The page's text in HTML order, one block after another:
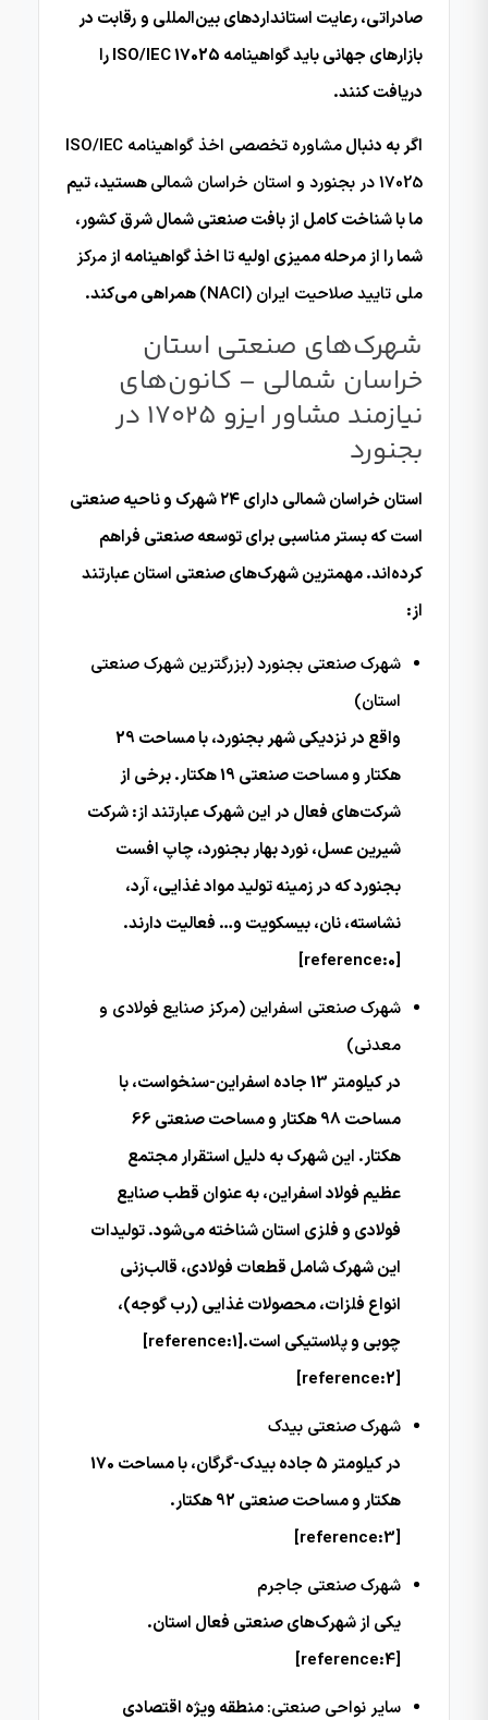
صادراتی، رعایت استانداردهای بین‌المللی و رقابت در
بازارهای جهانی باید گواهینامه ISO/IEC 17025 را
دریافت کنند.
اگر به دنبال
مشاوره تخصصی اخذ گواهینامه ISO/IEC
17025 در بجنورد و استان خراسان شمالی
هستید، تیم
ما با شناخت کامل از بافت صنعتی شمال شرق کشور،
شما را از مرحله ممیزی اولیه تا اخذ گواهینامه ازمرکز
ملی تایید صلاحیت ایران (NACI)
همراهی می‌کند.
شهرک‌های صنعتی استان
خراسان شمالی – کانون‌های
نیازمند مشاور ایزو 17025 در
بجنورد
استان خراسان شمالی دارای ۲۴ شهرک و ناحیه صنعتی
است که بستر مناسبی برای توسعه صنعتی فراهم
کرده‌اند. مهمترین شهرک‌های صنعتی استان عبارتند
از:
شهرک صنعتی بجنورد (بزرگترین شهرک صنعتی
استان)
واقع در نزدیکی شهر بجنورد، با مساحت 29
هکتار و مساحت صنعتی 19 هکتار. برخی از
شرکت‌های فعال در این شهرک عبارتند از: شرکت
شیرین عسل، نورد بهار بجنورد، چاپ افست
بجنورد که در زمینه تولید مواد غذایی، آرد،
نشاسته، نان، بیسکویت و… فعالیت دارند.
[reference:0]
شهرک صنعتی اسفراین (مرکز صنایع فولادی و
معدنی)
در کیلومتر 13 جاده اسفراین-سنخواست، با
مساحت 98 هکتار و مساحت صنعتی 66
هکتار. این شهرک به دلیل استقرار مجتمع
عظیم فولاد اسفراین، به عنوان قطب صنایع
فولادی و فلزی استان شناخته می‌شود. تولیدات
این شهرک شامل قطعات فولادی، قالب‌زنی
انواع فلزات، محصولات غذایی (رب گوجه)،
چوبی و پلاستیکی است.[reference:1]
[reference:2]
شهرک صنعتی بیدک
در کیلومتر 5 جاده بیدک-گرگان، با مساحت 170
هکتار و مساحت صنعتی 92 هکتار.
[reference:3]
شهرک صنعتی جاجرم
یکی از شهرک‌های صنعتی فعال استان.
[reference:4]
سایر نواحی صنعتی:منطقه ویژه اقتصادی